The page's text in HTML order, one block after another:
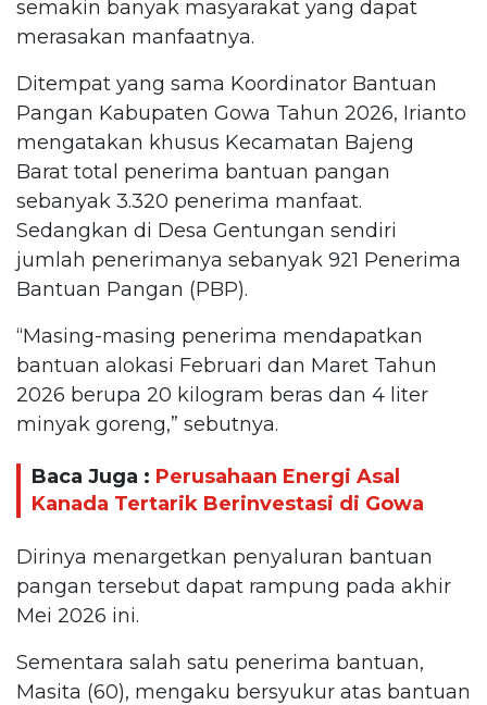
semakin banyak masyarakat yang dapat
merasakan manfaatnya.
Ditempat yang sama Koordinator Bantuan
Pangan Kabupaten Gowa Tahun 2026, Irianto
mengatakan khusus Kecamatan Bajeng
Barat total penerima bantuan pangan
sebanyak 3.320 penerima manfaat.
Sedangkan di Desa Gentungan sendiri
jumlah penerimanya sebanyak 921 Penerima
Bantuan Pangan (PBP).
“Masing-masing penerima mendapatkan
bantuan alokasi Februari dan Maret Tahun
2026 berupa 20 kilogram beras dan 4 liter
minyak goreng,” sebutnya.
Baca Juga : Perusahaan Energi Asal
Kanada Tertarik Berinvestasi di Gowa
Dirinya menargetkan penyaluran bantuan
pangan tersebut dapat rampung pada akhir
Mei 2026 ini.
Sementara salah satu penerima bantuan,
Masita (60), mengaku bersyukur atas bantuan